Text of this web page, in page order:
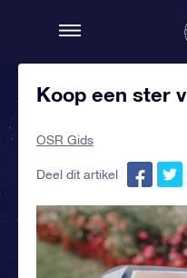
Koop een ster
OSR Gids
Deel dit artikel